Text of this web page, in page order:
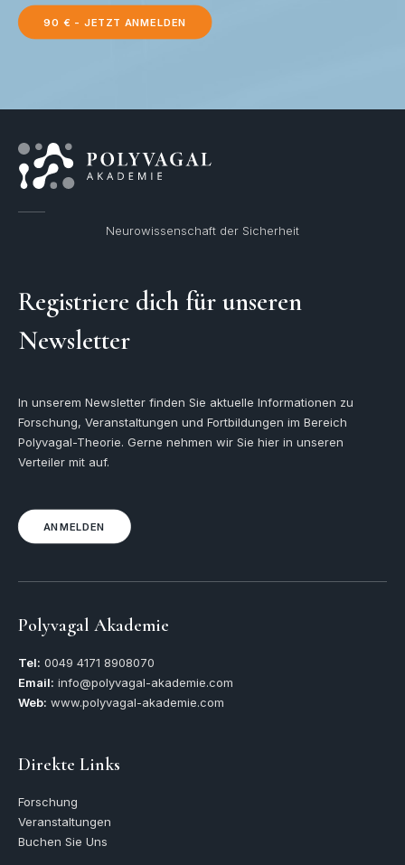
90 € - JETZT ANMELDEN
Neurowissenschaft der Sicherheit
Registriere dich für unseren
Newsletter
In unserem Newsletter finden Sie aktuelle Informationen zu
Forschung, Veranstaltungen und Fortbildungen im Bereich
Polyvagal-Theorie. Gerne nehmen wir Sie hier in unseren
Verteiler mit auf.
ANMELDEN
Polyvagal Akademie
Tel: 0049 4171 8908070
Email: info@polyvagal-akademie.com
Web: www.polyvagal-akademie.com
Direkte Links
Forschung
Veranstaltungen
Buchen Sie Uns